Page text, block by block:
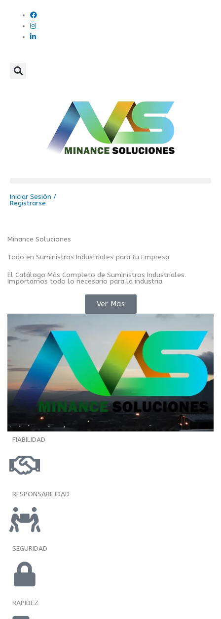
contenido
Iniciar Sesión /
Registrarse
Minance Soluciones
Todo en Suministros Industriales para tu Empresa
El Catálogo Más Completo de Suministros Industriales.
Importamos todo lo necesario para la industria
Ver Mas
FIABILIDAD
RESPONSABILIDAD
SEGURIDAD
RAPIDEZ